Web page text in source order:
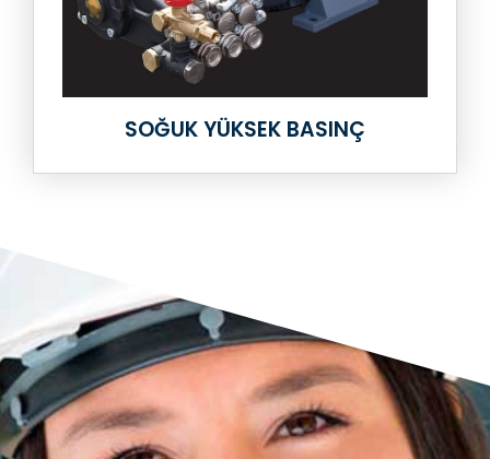
SOĞUK YÜKSEK BASINÇ